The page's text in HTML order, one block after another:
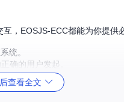
，EOSJS-ECC都能为你提供
统。
确的用户发起。
能执行特定操作。
查看全文